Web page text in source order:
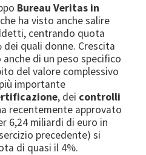
Bureau Veritas in
ha visto anche salire
centrando quota
quali donne. Crescita
di un peso specifico
del valore complessivo
importante
, dei controlli
recentemente approvato
6,24 miliardi di euro in
precedente) si
di quasi il 4%.